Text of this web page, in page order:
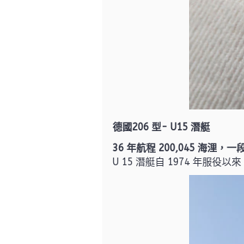
德國206 型- U15 潛艇
36 年航程 200,045 海浬，一
U 15 潛艇自 1974 年服役以